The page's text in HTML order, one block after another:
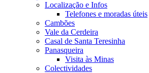
Localização e Infos
Telefones e moradas úteis
Cambões
Vale da Cerdeira
Casal de Santa Teresinha
Panasqueira
Visita às Minas
Colectividades